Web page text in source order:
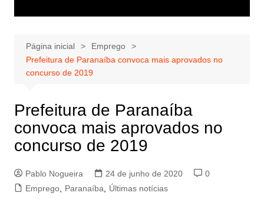
Página inicial
Emprego
Prefeitura de Paranaíba convoca mais aprovados no
concurso de 2019
Prefeitura de Paranaíba
convoca mais aprovados no
concurso de 2019
Pablo Nogueira 24 de junho de 2020
0
Emprego, Paranaíba Últimas notícias